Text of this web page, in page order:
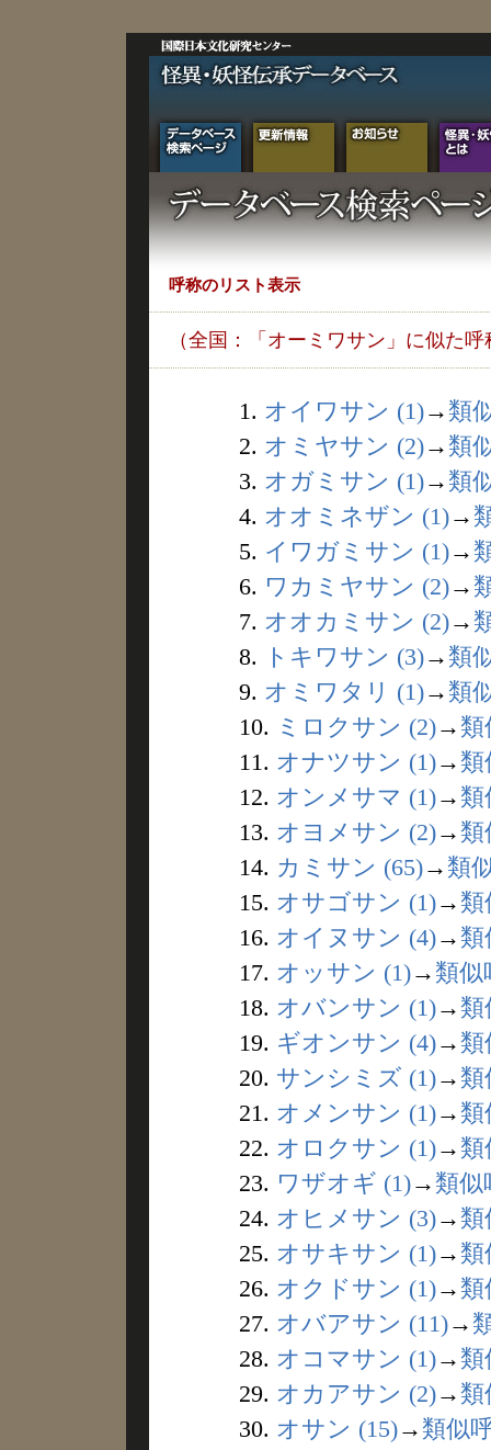
呼称のリスト表示
（全国：「オーミワサン」に似た呼
1. オイワサン (1)→ 類
2. オミヤサン (2)→ 類
3. オガミサン (1)→ 類
4. オオミネザン (1)→
5. イワガミサン (1)→
6. ワカミヤサン (2)→
7. オオカミサン (2)→
8.
トキワサン (3)→ 類
9. オミワタリ (1)→ 類
10. ミロクサン (2)→ 類
11. オナツサン (1)→ 類
12. オンメサマ (1)→ 類
13. オヨメサン (2)→ 類
14. カミサン (65)→ 類
15. オサゴサン (1)→ 類
16. オイヌサン (4)→ 類
17. オッサン (1)→ 類似
18. オバンサン (1)→ 類
19. ギオンサン (4)→ 類
20. サンシミズ (1)→ 類
21. オメンサン (1)→ 類
22. オロクサン (1)→ 類
23. ワザオギ (1)→ 類似
24. オヒメサン (3)→ 類
25. オサキサン (1)→ 類
26. オクドサン (1)→ 類
27. オバアサン (11)→
28. オコマサン (1)→ 類
29. オカアサン (2)→ 類
30. オサン (15)→ 類似